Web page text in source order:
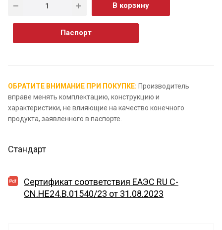
В корзину
Паспорт
ОБРАТИТЕ ВНИМАНИЕ ПРИ ПОКУПКЕ: Производитель
вправе менять комплектацию, конструкцию и
характеристики, не влияющие на качество конечного
продукта, заявленного в паспорте.
Стандарт
Сертификат соответствия ЕАЭС RU C-
CN.HE24.B.01540/23 от 31.08.2023